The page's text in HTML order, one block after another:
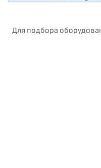
Для подбора